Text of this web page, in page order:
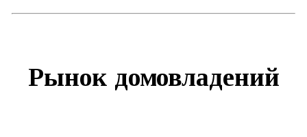
Рынок домовладений